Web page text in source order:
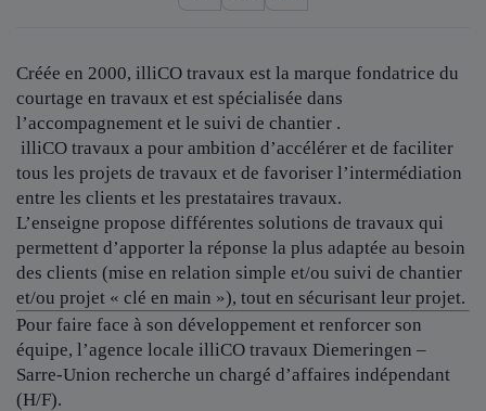
Créée en 2000, illiCO travaux est la marque fondatrice du
courtage en travaux et est spécialisée dans
l’accompagnement et le suivi de chantier .
illiCO travaux a pour ambition d’accélérer et de faciliter
tous les projets de travaux et de favoriser l’intermédiation
entre les clients et les prestataires travaux.
L’enseigne propose différentes solutions de travaux qui
permettent d’apporter la réponse la plus adaptée au besoin
des clients (mise en relation simple et/ou suivi de chantier
et/ou projet « clé en main »), tout en sécurisant leur projet.
Pour faire face à son développement et renforcer son
équipe, l’agence locale illiCO travaux Diemeringen –
Sarre-Union recherche un chargé d’affaires indépendant
(H/F).